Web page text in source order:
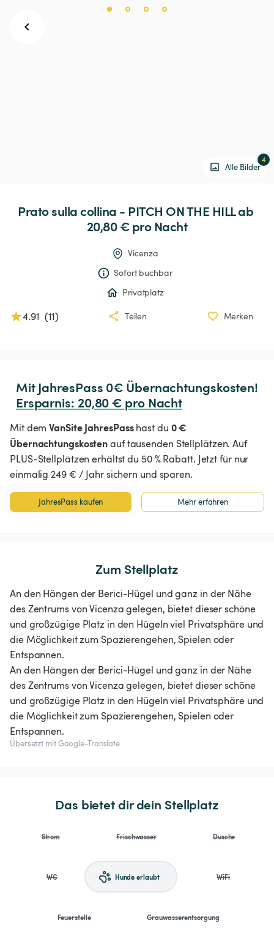
Alle Bilder
4
Pratosullacollina - PITCH ONTHE HILL ab
20,80 € pro Nacht
Vicenza
Sofort buchbar
Privatplatz
4.91 (11) Teilen Merken
Ersparnis: 20,80 € pro Nacht
Mit demVanSite JahresPasshast du 0 €
Übernachtungskostenauf tausenden Stellplätzen. Auf
PLUS-Stellplätzen erhältst du 50 % Rabatt. Jetzt für nur
einmalig 249 € / Jahr sichern und sparen.
JahresPass kaufen Mehr erfahren
Zum Stellplatz
An den Hängen der Berici-Hügel und ganz in der Nähe
des Zentrums von Vicenza gelegen, bietet dieser schöne
und großzügige Platz in den Hügeln viel Privatsphäre und
die Möglichkeit zum Spazierengehen, Spielen oder
Entspannen.
An den Hängen der Berici-Hügel und ganz in der Nähe
des Zentrums von Vicenza gelegen, bietet dieser schöne
und großzügige Platz in den Hügeln viel Privatsphäre und
die Möglichkeit zum Spazierengehen, Spielen oder
Entspannen.
Übersetzt mit Google-Translate
Das bietet dir dein Stellplatz
Strom Frischwasser Dusche
WC Hunde erlaubt WiFi
Feuerstelle Grauwasserentsorgung